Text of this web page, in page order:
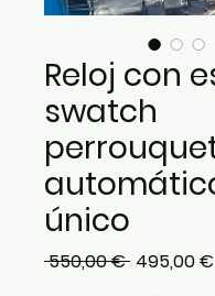
Reloj con
swatch
único
550,00 € Precio
495,00 €